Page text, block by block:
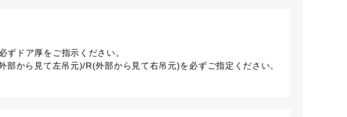
ずドア厚をご指示ください。
部から見て左吊元)/R(外部から見て右吊元)を必ずご指定ください。